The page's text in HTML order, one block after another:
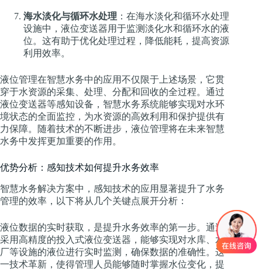
海水淡化与循环水处理 ：在海水淡化和循环水处理
设施中，液位变送器用于监测淡化水和循环水的液
位。这有助于优化处理过程，降低能耗，提高资源
利用效率。
液位管理在智慧水务中的应用不仅限于上述场景，它贯
穿于水资源的采集、处理、分配和回收的全过程。通过
液位变送器等感知设备，智慧水务系统能够实现对水环
境状态的全面监控，为水资源的高效利用和保护提供有
力保障。随着技术的不断进步，液位管理将在未来智慧
水务中发挥更加重要的作用。
优势分析：感知技术如何提升水务效率
智慧水务解决方案中，感知技术的应用显著提升了水务
管理的效率，以下将从几个关键点展开分析：
液位数据的实时获取，是提升水务效率的第一步。通过
采用高精度的投入式液位变送器，能够实现对水库、水
厂等设施的液位进行实时监测，确保数据的准确性。这
一技术革新，使得管理人员能够随时掌握水位变化，提